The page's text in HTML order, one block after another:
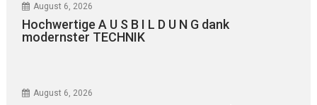
August 6, 2026
Hochwertige A U S B I L D U N G dank
modernster TECHNIK
August 6, 2026